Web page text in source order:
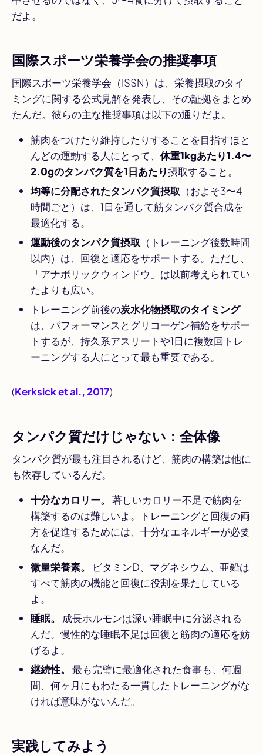
だよ。
国際スポーツ栄養学会の推奨事項
国際スポーツ栄養学会（ISSN）は、栄養摂取のタイ
ミングに関する公式見解を発表し、その証拠をまとめ
たんだ。彼らの主な推奨事項は以下の通りだよ。
筋肉をつけたり維持したりすることを目指すほと
んどの運動する人にとって、 体重1kgあたり1.4〜
2.0gのタンパク質を1日あたり摂取すること。
均等に分配されたタンパク質摂取 （およそ3〜4
時間ごと）は、1日を通して筋タンパク質合成を
最適化する。
運動後のタンパク質摂取 （トレーニング後数時間
以内）は、回復と適応をサポートする。ただし、
「アナボリックウィンドウ」は以前考えられてい
たよりも広い。
トレーニング前後の炭水化物摂取のタイミング
は、パフォーマンスとグリコーゲン補給をサポー
トするが、持久系アスリートや1日に複数回トレ
ーニングする人にとって最も重要である。
(Kerksick et al., 2017)
タンパク質だけじゃない：全体像
タンパク質が最も注目されるけど、筋肉の構築は他に
も依存しているんだ。
十分なカロリー。
著しいカロリー不足で筋肉を
構築するのは難しいよ。トレーニングと回復の両
方を促進するためには、十分なエネルギーが必要
なんだ。
微量栄養素。
ビタミンD、マグネシウム、亜鉛は
すべて筋肉の機能と回復に役割を果たしている
よ。
睡眠。
成長ホルモンは深い睡眠中に分泌される
んだ。慢性的な睡眠不足は回復と筋肉の適応を妨
げるよ。
継続性。
最も完璧に最適化された食事も、何週
間、何ヶ月にもわたる一貫したトレーニングがな
ければ意味がないんだ。
実践してみよう